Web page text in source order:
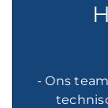
- Ons